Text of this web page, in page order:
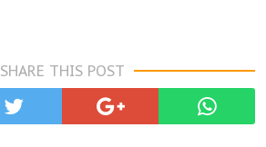
SHARE THIS POST